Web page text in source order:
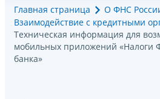
Главная страница
О ФНС
Взаимодействие с кредитными
Техническая информация для
мобильных приложений «Налоги
банка»